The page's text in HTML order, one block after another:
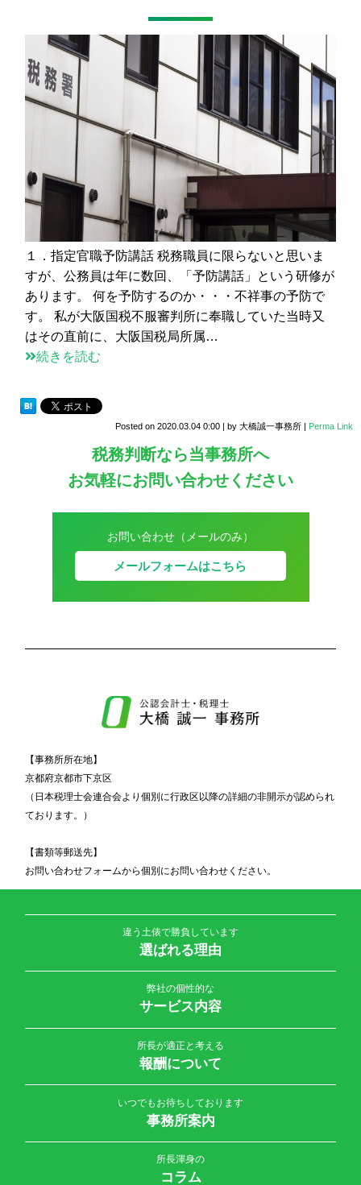
１．指定官職予防講話 税務職員に限らないと思いま
すが、公務員は年に数回、「予防講話」という研修が
あります。 何を予防するのか・・・不祥事の予防で
す。 私が大阪国税不服審判所に奉職していた当時又
はその直前に、大阪国税局所属…
続きを読む
Posted on 2020.03.04 0:00 | by 大橋誠一事務所 | Perma Link
税務判断なら当事務所へ
お気軽にお問い合わせください
お問い合わせ（メールのみ）
メールフォームはこちら
【事務所所在地】
京都府京都市下京区
（日本税理士会連合会より個別に行政区以降の詳細の非開示が認められ
ております。）
【書類等郵送先】
お問い合わせフォームから個別にお問い合わせください。
違う土俵で勝負しています
選ばれる理由
弊社の個性的な
サービス内容
所長が適正と考える
報酬について
いつでもお待ちしております
事務所案内
所長渾身の
コラム